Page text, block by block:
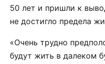
50 лет и пришли к
не достигло предела
«Очень трудно
будут жить в далеком